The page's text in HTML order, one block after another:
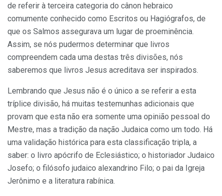
de referir à terceira categoria do cânon hebraico
comumente conhecido como Escritos ou Hagiógrafos, de
que os Salmos assegurava um lugar de proeminência.
Assim, se nós pudermos determinar que livros
compreendem cada uma destas três divisões, nós
saberemos que livros Jesus acreditava ser inspirados.
Lembrando que Jesus não é o único a se referir a esta
tríplice divisão, há muitas testemunhas adicionais que
provam que esta não era somente uma opinião pessoal do
Mestre, mas a tradição da nação Judaica como um todo. Há
uma validação histórica para esta classificação tripla, a
saber: o livro apócrifo de Eclesiástico; o historiador Judaico
Josefo; o filósofo judaico alexandrino Filo; o pai da Igreja
Jerônimo e a literatura rabínica.